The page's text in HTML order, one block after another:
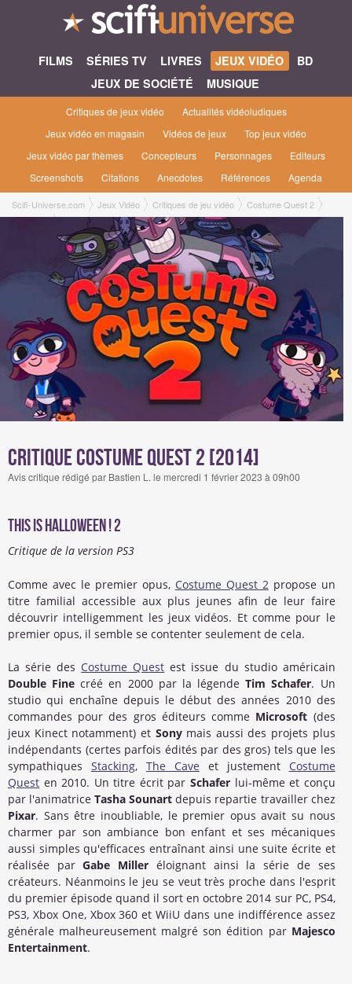
FILMS SÉRIES TV LIVRES JEUX VIDÉO
BD
JEUX DE SOCIÉTÉ
MUSIQUE
Critiques de jeux vidéo
Actualités vidéoludiques
Jeux vidéo en magasin
Vidéos de jeux
Top jeux vidéo
Jeux vidéo par thèmes
Concepteurs Personnages
Editeurs
Screenshots
Citations Anecdotes Références Agenda
Scifi-Universe.com Jeux Vidéo Critiques de jeu vidéo
Costume Quest 2
Bastien L.
Critique Costume Quest 2 [2014]
Avis critique rédigé par Bastien L. le mercredi 1 février 2023 à 09h00
This is Halloween ! 2
Critique de la version PS3
Comme avec le premier opus, Costume Quest 2 propose un
titre familial accessible aux plus jeunes afin de leur faire
découvrir intelligemment les jeux vidéos. Et comme pour le
premier opus, il semble se contenter seulement de cela.
La série des Costume Quest est issue du studio américain
Double Fine créé en 2000 par la légendeTim Schafer. Un
studio qui enchaîne depuis le début des années 2010 des
commandes pour des gros éditeurs comme Microsoft (des
jeux Kinect notamment) et Sonymais aussi des projets plus
indépendants (certes parfois édités par des gros) tels que les
sympathiques Stacking, The Cave et justement Costume
Quest en 2010. Un titre écrit par Schaferlui-même et conçu
par l'animatriceTasha Sounart depuis repartie travailler chez
Pixar. Sans être inoubliable, le premier opus avait su nous
charmer par son ambiance bon enfant et ses mécaniques
aussi simples qu'efficaces entraînant ainsi une suite écrite et
réalisée parGabe Miller éloignant ainsi la série de ses
créateurs. Néanmoins le jeu se veut très proche dans l'esprit
du premier épisode quand il sort en octobre 2014 sur PC, PS4,
PS3, Xbox One, Xbox 360 et WiiU dans une indifférence assez
générale malheureusement malgré son édition par Majesco
Entertainment.